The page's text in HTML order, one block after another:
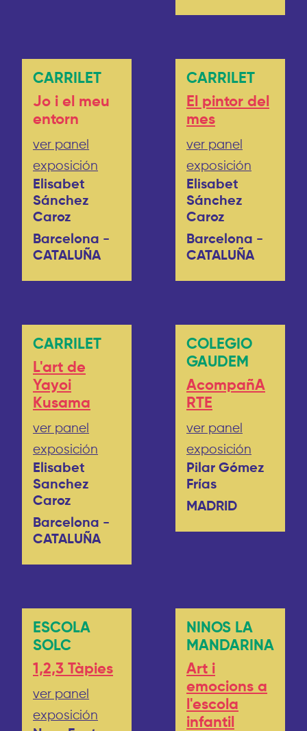
CARRILET
Jo i el meu
entorn
ver panel
exposición
Elisabet
Sánchez
Caroz
Barcelona -
CATALUÑA
CARRILET
El pintor del
mes
ver panel
exposición
Elisabet
Sánchez
Caroz
Barcelona -
CATALUÑA
CARRILET
L'art de
Yayoi
Kusama
ver panel
exposición
Elisabet
Sanchez
Caroz
Barcelona -
CATALUÑA
COLEGIO
GAUDEM
AcompañA
RTE
ver panel
exposición
Pilar Gómez
Frías
MADRID
ESCOLA
SOLC
1,2,3 Tàpies
ver panel
exposición
NINOS LA
MANDARINA
Art i
emocions a
l'escola
infantil